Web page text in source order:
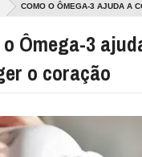
COMO O ÔMEGA-3 AJUDA A
Ômega-3
o coração